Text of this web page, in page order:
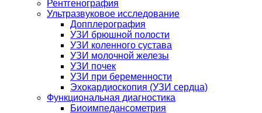
Рентгенография
Ультразвуковое исследование
Допплерография
УЗИ брюшной полости
УЗИ коленного сустава
УЗИ молочной железы
УЗИ почек
УЗИ при беременности
Эхокардиоскопия (УЗИ сердца)
Функциональная диагностика
Биоимпедансометрия